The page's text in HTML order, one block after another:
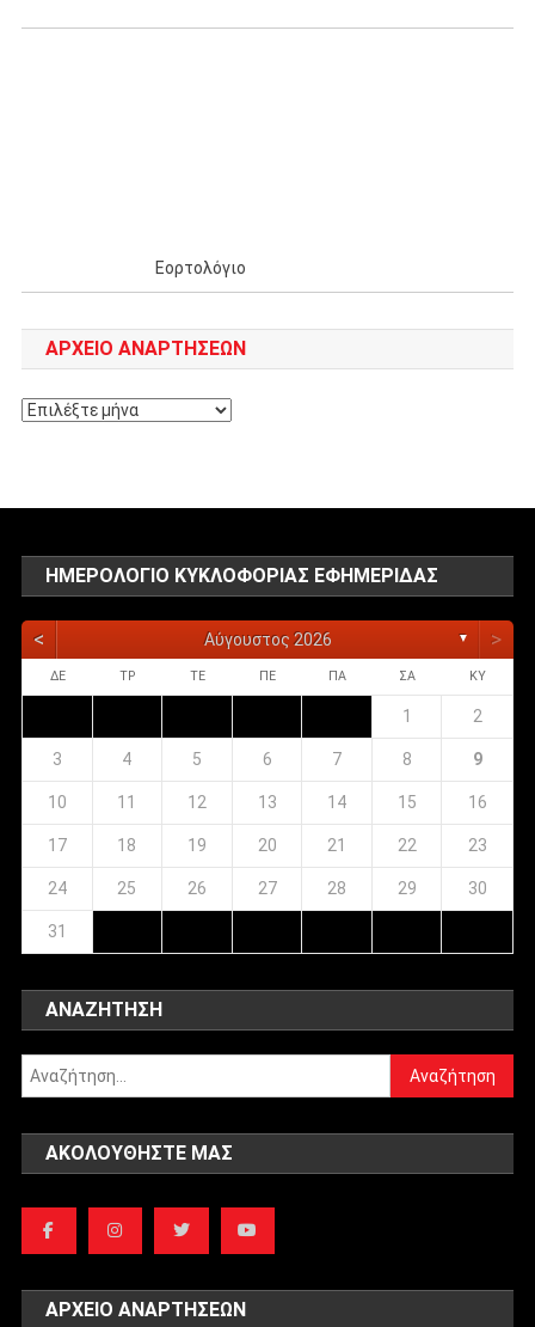
Εορτολόγιο
ΑΡΧΕΊΟ ΑΝΑΡΤΉΣΕΩΝ
Αρχείο
ΗΜΕΡΟΛΌΓΙΟ ΚΥΚΛΟΦΟΡΊΑΣ ΕΦΗΜΕΡΊΔΑΣ
< Αύγουστος 2026 ▼ >
ΔΕ ΤΡ ΤΕ ΠΕ ΠΑ ΣΑ ΚΥ
1 2
3 4 5 6 7 8 9
10 11 12 13 14 15 16
17 18 19 20 21 22 23
24 25 26 27 28 29 30
31
ΑΝΑΖΉΤΗΣΗ
Αναζήτηση
για:
ΑΚΟΛΟΥΘΉΣΤΕ ΜΑΣ
ΑΡΧΕΊΟ ΑΝΑΡΤΉΣΕΩΝ